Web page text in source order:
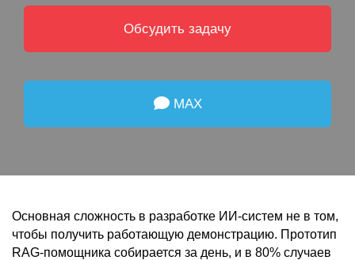
Обсудить задачу
MAX
Основная сложность в разработке ИИ-систем не в том,
чтобы получить работающую демонстрацию. Прототип
RAG-помощника собирается за день, и в 80% случаев